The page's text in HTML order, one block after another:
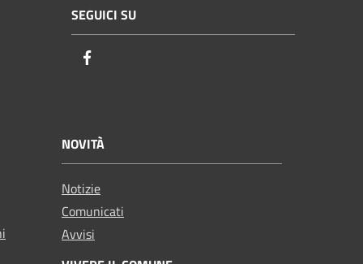
SEGUICI SU
NOVITÀ
Notizie
Comunicati
Avvisi